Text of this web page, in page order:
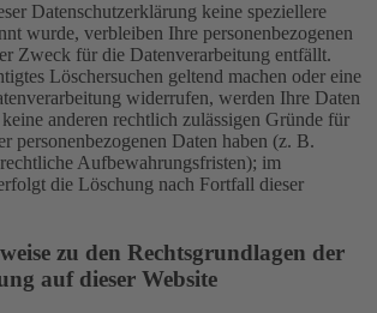
Datenschutzerklärung keine speziellere
wurde, verbleiben Ihre personenbezogenen
Zweck für die Datenverarbeitung entfällt.
Löschersuchen geltend machen oder eine
widerrufen, werden Ihre Daten
anderen rechtlich zulässigen Gründe für
personenbezogenen Daten haben (z. B.
Aufbewahrungsfristen); im
die Löschung nach Fortfall dieser
zu den Rechtsgrundlagen der
auf dieser Website